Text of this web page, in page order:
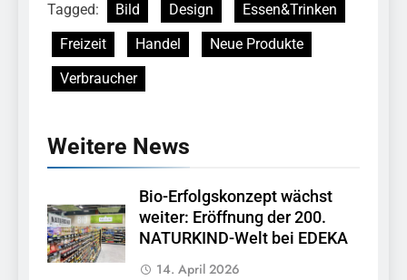
Tagged: Bild Design
Essen&Trinken
Freizeit
Handel
Neue Produkte
Verbraucher
Weitere News
Bio-Erfolgskonzept wächst
weiter: Eröffnung der 200.
NATURKIND-Welt bei EDEKA
14. April 2026